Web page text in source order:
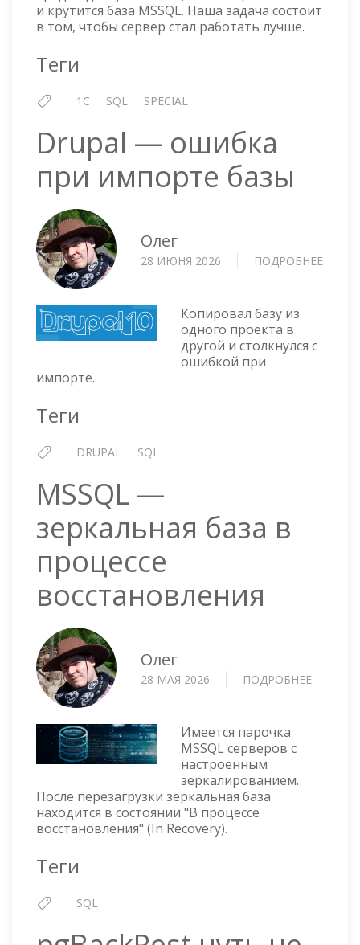
и крутится база MSSQL. Наша задача состоит
в том, чтобы сервер стал работать лучше.
Теги
1C SQL SPECIAL
Drupal — ошибка
при импорте базы
Олег
28 ИЮНЯ 2026 ПОДРОБНЕЕ
Копировал базу из
одного проекта в
другой и столкнулся с
ошибкой при
импорте.
Теги
DRUPAL SQL
MSSQL —
зеркальная база в
процессе
восстановления
Олег
28 МАЯ 2026 ПОДРОБНЕЕ
Имеется парочка
MSSQL серверов с
настроенным
зеркалированием.
После перезагрузки зеркальная база
находится в состоянии "В процессе
восстановления" (In Recovery).
Теги
SQL